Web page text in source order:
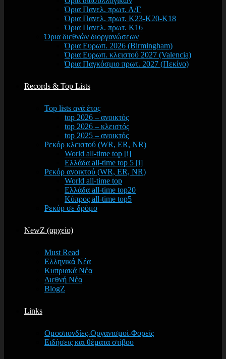
Όρια Πανελ. πρωτ. Α/Γ
Όρια Πανελ. πρωτ. Κ23-Κ20-Κ18
Όρια Πανελ. πρωτ. Κ16
Όρια διεθνών διοργανώσεων
Όρια Ευρωπ. 2026 (Birmingham)
Όρια Ευρωπ. κλειστού 2027 (Valencia)
Όρια Παγκόσμιο πρωτ. 2027 (Πεκίνο)
Records & Top Lists
Top lists ανά έτος
top 2026 – ανοικτός
top 2026 – κλειστός
top 2025 – ανοικτός
Ρεκόρ κλειστού (WR, ER, NR)
World all-time top [i]
Ελλάδα all-time top 5 [i]
Ρεκόρ ανοικτού (WR, ER, NR)
World all-time top
Ελλάδα all-time top20
Κύπρος all-time top5
Ρεκόρ σε δρόμο
NewZ (αρχείο)
Must Read
Ελληνικά Νέα
Κυπριακά Νέα
Διεθνή Νέα
BlogZ
Links
Ομοσπονδίες-Οργανισμοί-Φορείς
Ειδήσεις και θέματα στίβου